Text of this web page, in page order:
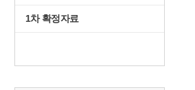
1차 확정자료